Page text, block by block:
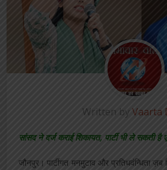
Written byVaarta
सांसद ने दर्ज कराई शिकायत, पार्टी भी ले सकती है
जौनपुर। पार्टीगत मनमुटाव और प्रतिधवंन्धिता